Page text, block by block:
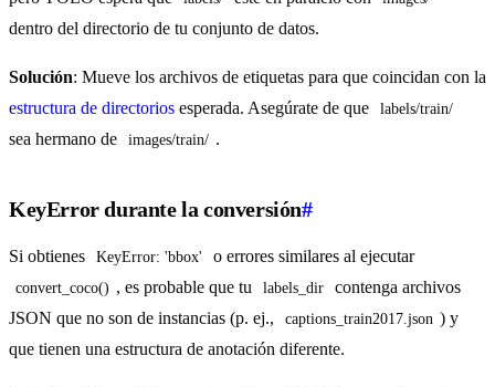
dentro del directorio de tu conjunto de datos.
Solución: Mueve los archivos de etiquetas para que coincidan con la
estructura de directorios esperada. Asegúrate de que labels/train/
sea hermano de images/train/ .
KeyError durante la conversión#
Si obtienes KeyError: 'bbox' o errores similares al ejecutar
convert_coco() , es probable que tu labels_dir
contenga archivos
JSON que no son de instancias (p. ej.,
captions_train2017.json ) y
que tienen una estructura de anotación diferente.